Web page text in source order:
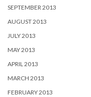
SEPTEMBER 2013
AUGUST 2013
JULY 2013
MAY 2013
APRIL 2013
MARCH 2013
FEBRUARY 2013